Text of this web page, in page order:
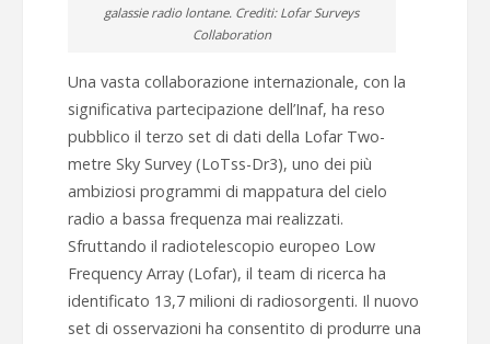
galassie radio lontane. Crediti: Lofar Surveys
Collaboration
Una vasta collaborazione internazionale, con la
significativa partecipazione dell’Inaf, ha reso
pubblico il terzo set di dati della Lofar Two-
metre Sky Survey (LoTss-Dr3), uno dei più
ambiziosi programmi di mappatura del cielo
radio a bassa frequenza mai realizzati.
Sfruttando il radiotelescopio europeo Low
Frequency Array (Lofar), il team di ricerca ha
identificato 13,7 milioni di radiosorgenti. Il nuovo
set di osservazioni ha consentito di produrre una